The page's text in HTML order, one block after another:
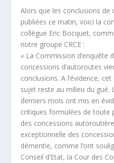
Alors que les conclusions
publiées ce matin, voici la
collègue Eric Bocquet,
notre groupe CRCE :
« La Commission d’enquête
concessions d’autoroutes
conclusions. A l’évidence,
sujet reste au milieu du gué.
derniers mois ont mis en
critiques formulées de toute
des concessions
exceptionnelle des
démentie, comme l’ont
Conseil d’Etat, la Cour des